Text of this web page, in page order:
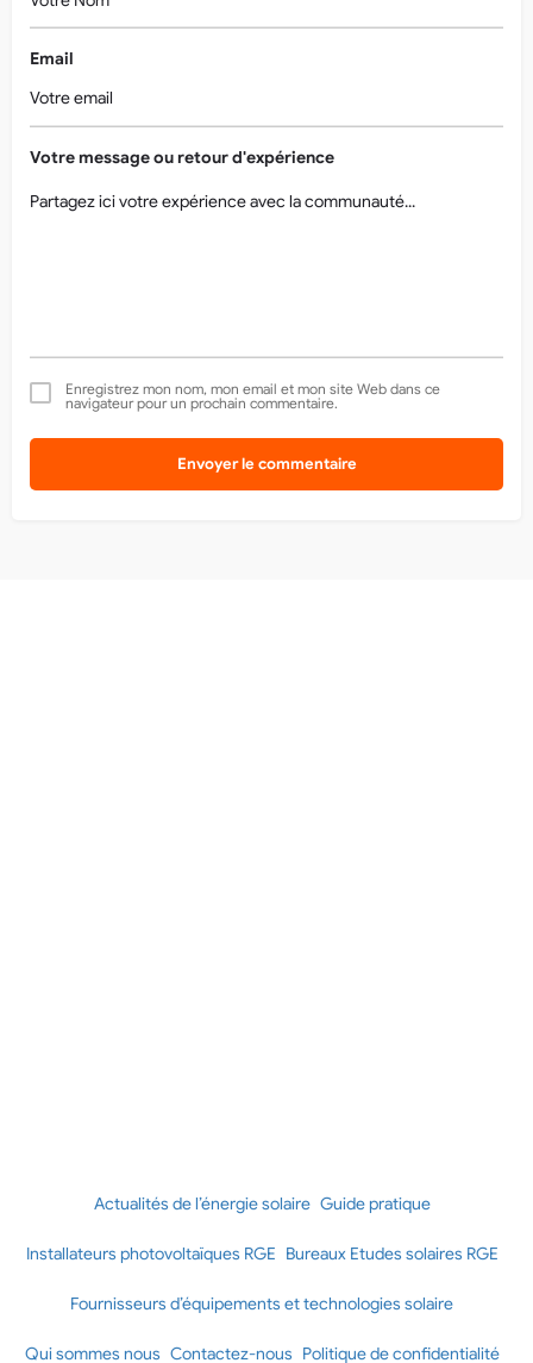
Email
Votre message ou retour d'expérience
Enregistrez mon nom, mon email et mon site Web dans ce
navigateur pour un prochain commentaire.
Envoyer le commentaire
Actualités de l’énergie solaire Guide pratique
Installateurs photovoltaïques RGE Bureaux Etudes solaires RGE
Fournisseurs d’équipements et technologies solaire
Qui sommes nous Contactez-nous Politique de confidentialité